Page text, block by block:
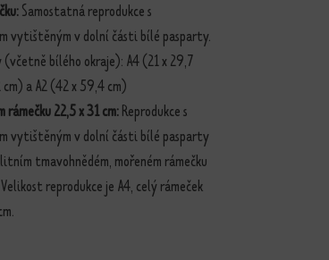
Samostatná reprodukce s
vytištěným v dolní části bílé pasparty.
bílého okraje): A4 (21 x 29,7
a A2 (42 x 59,4 cm)
rámečku 22,5 x 31 cm:Reprodukce s
vytištěným v dolní části bílé pasparty
tmavohnědém, mořeném rámečku
reprodukce je A4, celý rámeček